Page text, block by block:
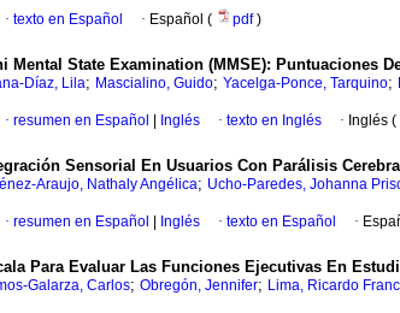
· texto en Español · Español ( pdf)
Mental State Examination (MMSE): Puntuaciones
Díaz, Lila; Mascialino, Guido; Yacelga-Ponce, Tarquino;
· resumen en Español Inglés · texto en Inglés · Inglés (
Sensorial En Usuarios Con Parálisis Cerebral
Araujo, Nathaly Angélica; Ucho-Paredes, Johanna
· resumen en Español Inglés · texto en Español ·
Para Evaluar Las Funciones Ejecutivas En
Galarza, Carlos; Obregón, Jennifer; Lima, Ricardo